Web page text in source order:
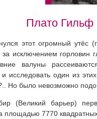
Плато Гильф
этот огромный утёс
исключением горловин
валуны
и исследовать один из
Но было невозможно
(Великий барьер)
площадью 7770